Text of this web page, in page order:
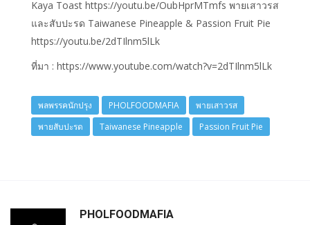
Kaya Toast https://youtu.be/OubHprMTmfs พายเสาวรส
และสับปะรด Taiwanese Pineapple & Passion Fruit Pie
https://youtu.be/2dTIlnm5lLk
ที่มา : https://www.youtube.com/watch?v=2dTIlnm5lLk
พลพรรคนักปรุง PHOLFOODMAFIA
พายเสาวรส
พายสับปะรด
Taiwanese Pineapple Passion Fruit Pie
PHOLFOODMAFIA